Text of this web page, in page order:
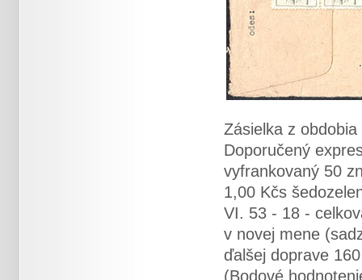
Zásielka z
Doporučený
vyfrankovaný 50
1,00 Kčs
VI. 53 - 18 -
v novej mene
ďalšej doprave
(Bodové